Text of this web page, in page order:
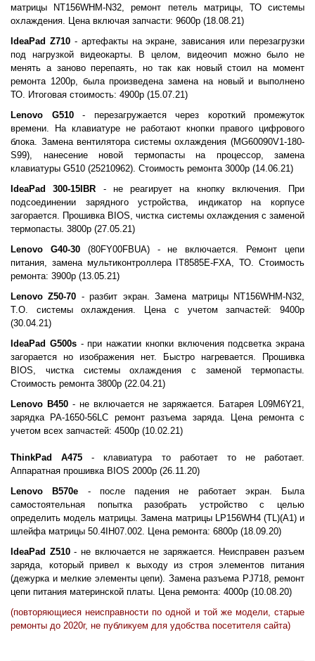
матрицы NT156WHM-N32, ремонт петель матрицы, ТО системы
охлаждения. Цена включая запчасти: 9600р (18.08.21)
IdeaPad Z710- артефакты на экране, зависания или перезагрузки
под нагрузкой видеокарты. В целом, видеочип можно было не
менять а заново перепаять, но так как новый стоил на момент
ремонта 1200р, была произведена замена на новый и выполнено
ТО. Итоговая стоимость: 4900р (15.07.21)
Lenovo G510- перезагружается через короткий промежуток
времени. На клавиатуре не работают кнопки правого цифрового
блока. Замена вентилятора системы охлаждения (MG60090V1-180-
S99), нанесение новой термопасты на процессор, замена
клавиатуры G510 (25210962). Стоимость ремонта 3000р (14.06.21)
IdeaPad 300-15IBR - не реагирует на кнопку включения. При
подсоединении зарядного устройства, индикатор на корпусе
загорается. Прошивка BIOS, чистка системы охлаждения с заменой
термопасты. 3800р (27.05.21)
Lenovo G40-30(80FY00FBUA) - не включается. Ремонт цепи
питания, замена мультиконтроллера IT8585E-FXA, ТО. Стоимость
ремонта: 3900р (13.05.21)
Lenovo Z50-70 - разбит экран. Замена матрицы NT156WHM-N32,
Т.О. системы охлаждения. Цена с учетом запчастей: 9400р
(30.04.21)
IdeaPad G500s- при нажатии кнопки включения подсветка экрана
загорается но изображения нет. Быстро нагревается. Прошивка
BIOS, чистка системы охлаждения с заменой термопасты.
Стоимость ремонта 3800р (22.04.21)
Lenovo B450 - не включается не заряжается. Батарея L09M6Y21,
зарядка PA-1650-56LC ремонт разъема заряда. Цена ремонта с
учетом всех запчастей: 4500р (10.02.21)
ThinkPad A475 - клавиатура то работает то не работает.
Аппаратная прошивка BIOS 2000р (26.11.20)
Lenovo B570e - после падения не работает экран. Была
самостоятельная попытка разобрать устройство с целью
определить модель матрицы. Замена матрицы LP156WH4 (TL)(A1) и
шлейфа матрицы 50.4IH07.002. Цена ремонта: 6800р (18.09.20)
IdeaPad Z510- не включается не заряжается. Неисправен разъем
заряда, который привел к выходу из строя элементов питания
(дежурка и мелкие элементы цепи). Замена разъема PJ718, ремонт
цепи питания материнской платы. Цена ремонта: 4000р (10.08.20)
(повторяющиеся неисправности по одной и той же модели, старые
ремонты до 2020г, не публикуем для удобства посетителя сайта)